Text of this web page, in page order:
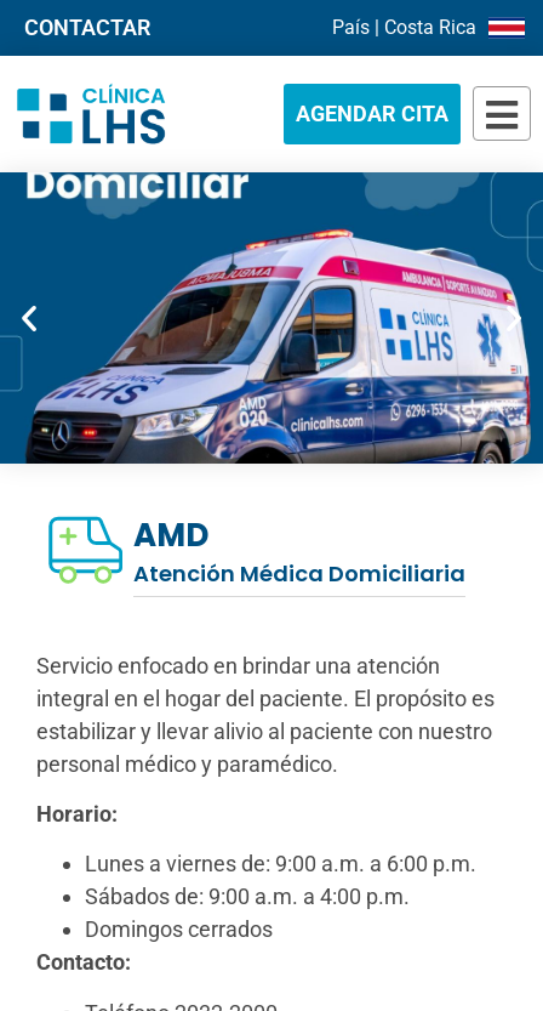
CONTACTAR País | Costa Rica
AGENDAR CITA
AMD
Atención Médica Domiciliaria
Servicio enfocado en brindar una atención
integral en el hogar del paciente. El propósito es
estabilizar y llevar alivio al paciente con nuestro
personal médico y paramédico.
Horario:
Lunes a viernes de: 9:00 a.m. a 6:00 p.m.
Sábados de: 9:00 a.m. a 4:00 p.m.
Domingos cerrados
Contacto: